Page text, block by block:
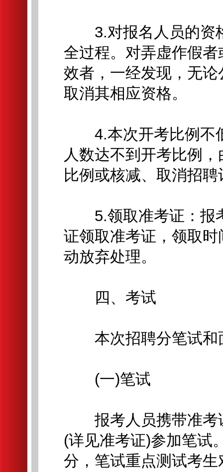
3.对报名人员的资
全过程。对弄虚作假
效者，一经发现，无
取消其相应资格。
4.本次开考比例不
人数达不到开考比例
比例或核减、取消招聘
5.领取准考证：报
证领取准考证，领取
动放弃处理。
四、考试
本次招聘分笔试和
(一)笔试
报考人员携带准考
(详见准考证)参加笔试
分，笔试重点测试考